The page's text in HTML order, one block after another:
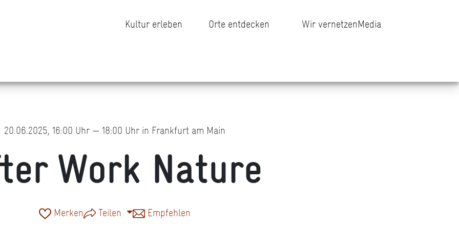
Kultur erleben Orte entdecken Wir vernetzenMedia
20.06.2025, 16:00 Uhr — 18:00 Uhr in Frankfurt am Main
Work Nature
Merken Teilen Empfehlen